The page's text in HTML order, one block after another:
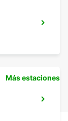
Más estaciones